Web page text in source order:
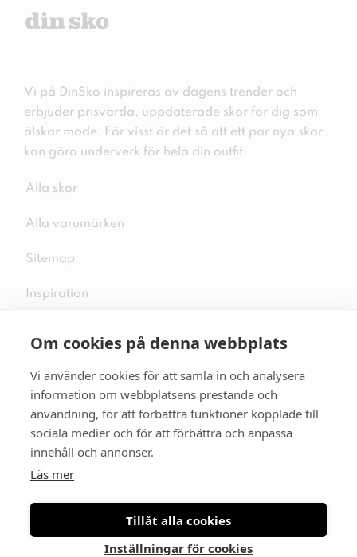
Om cookies på denna webbplats
Vi använder cookies för att samla in och analysera
information om webbplatsens prestanda och
användning, för att förbättra funktioner kopplade till
sociala medier och för att förbättra och anpassa
innehåll och annonser.
Läs mer
Tillåt alla cookies
Inställningar för cookies
Vi på DinSko inspireras av dagens trender och
erbjuder prisvärda, uppdaterade skor för dig som
älskar mode. För visst är det så att ett par nya skor
kan göra underverk för hela din outfit!
Alla skor
Alla varumärken
Sitemap
Inspiration
Följ oss på sociala medier
Se mer skor: skopunkten.se